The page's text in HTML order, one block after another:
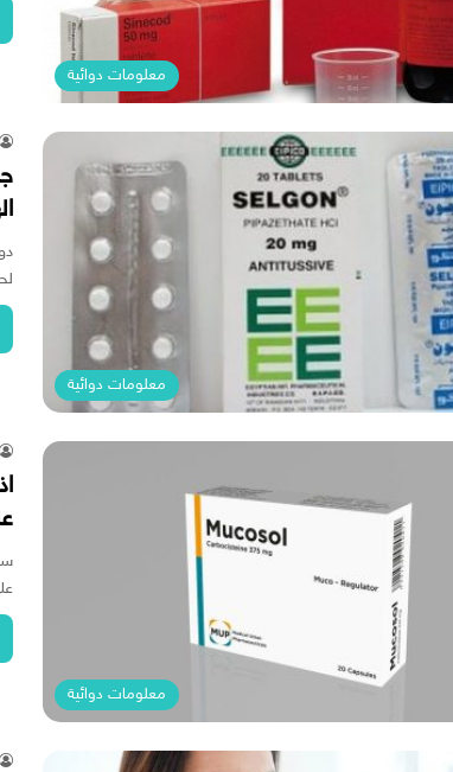
معلومات دوائية
معلومات دوائية
معلومات دوائية